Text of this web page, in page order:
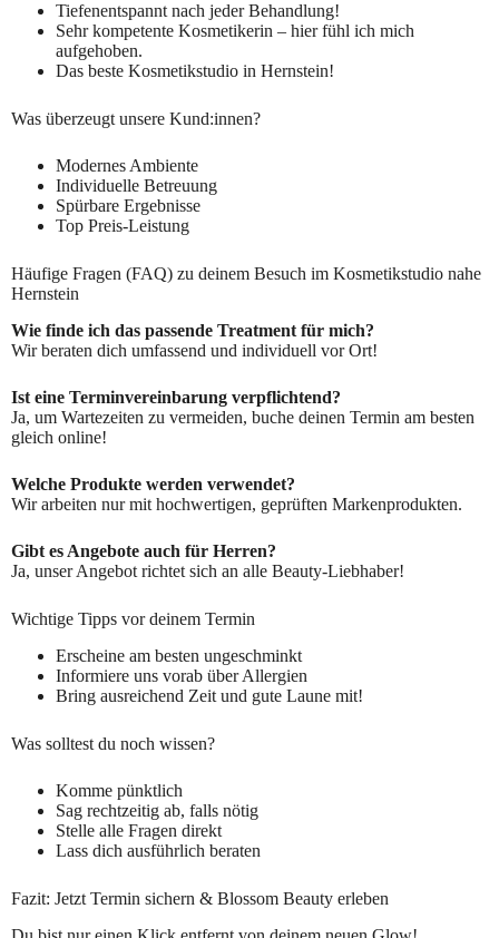
Tiefenentspannt nach jeder Behandlung!
Sehr kompetente Kosmetikerin – hier fühl ich mich
aufgehoben.
Das beste Kosmetikstudio in Hernstein!
Was überzeugt unsere Kund:innen?
Modernes Ambiente
Individuelle Betreuung
Spürbare Ergebnisse
Top Preis-Leistung
Häufige Fragen (FAQ) zu deinem Besuch im Kosmetikstudio nahe
Hernstein
Wie finde ich das passende Treatment für mich?
Wir beraten dich umfassend und individuell vor Ort!
Ist eine Terminvereinbarung verpflichtend?
Ja, um Wartezeiten zu vermeiden, buche deinen Termin am besten
gleich online!
Welche Produkte werden verwendet?
Wir arbeiten nur mit hochwertigen, geprüften Markenprodukten.
Gibt es Angebote auch für Herren?
Ja, unser Angebot richtet sich an alle Beauty-Liebhaber!
Wichtige Tipps vor deinem Termin
Erscheine am besten ungeschminkt
Informiere uns vorab über Allergien
Bring ausreichend Zeit und gute Laune mit!
Was solltest du noch wissen?
Komme pünktlich
Sag rechtzeitig ab, falls nötig
Stelle alle Fragen direkt
Lass dich ausführlich beraten
Fazit: Jetzt Termin sichern & Blossom Beauty erleben